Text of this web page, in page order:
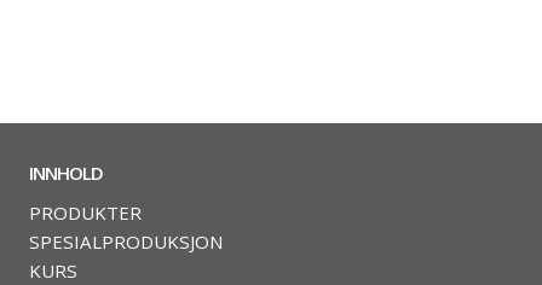
INNHOLD
PRODUKTER
SPESIALPRODUKSJON
KURS